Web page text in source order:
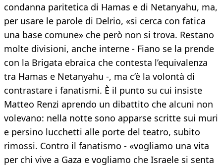
condanna paritetica di Hamas e di Netanyahu, ma,
per usare le parole di Delrio, «si cerca con fatica
una base comune» che però non si trova. Restano
molte divisioni, anche interne - Fiano se la prende
con la Brigata ebraica che contesta l’equivalenza
tra Hamas e Netanyahu -, ma c’è la volontà di
contrastare i fanatismi. È il punto su cui insiste
Matteo Renzi aprendo un dibattito che alcuni non
volevano: nella notte sono apparse scritte sui muri
e persino lucchetti alle porte del teatro, subito
rimossi. Contro il fanatismo - «vogliamo una vita
per chi vive a Gaza e vogliamo che Israele si senta